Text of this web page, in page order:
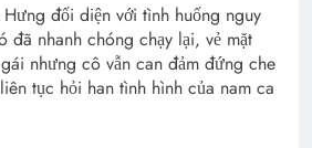
đối diện với tình huống nguy
đã nhanh chóng chạy lại, vẻ mặt
nhưng cô vẫn can đảm đứng che
tục hỏi han tình hình của nam ca